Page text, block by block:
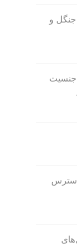
جنگل و
جنسیت